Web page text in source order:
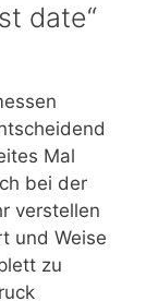
date“
Mal
bei der
verstellen
und Weise
zu